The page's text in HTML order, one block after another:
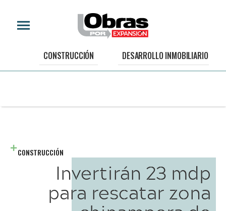
CONSTRUCCIÓN DESARROLLO INMOBILIARIO
CONSTRUCCIÓN
Invertirán 23 mdp
para rescatar zona